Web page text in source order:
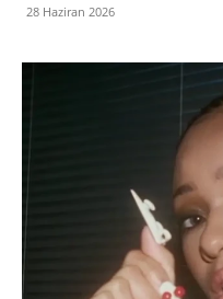
28 Haziran 2026